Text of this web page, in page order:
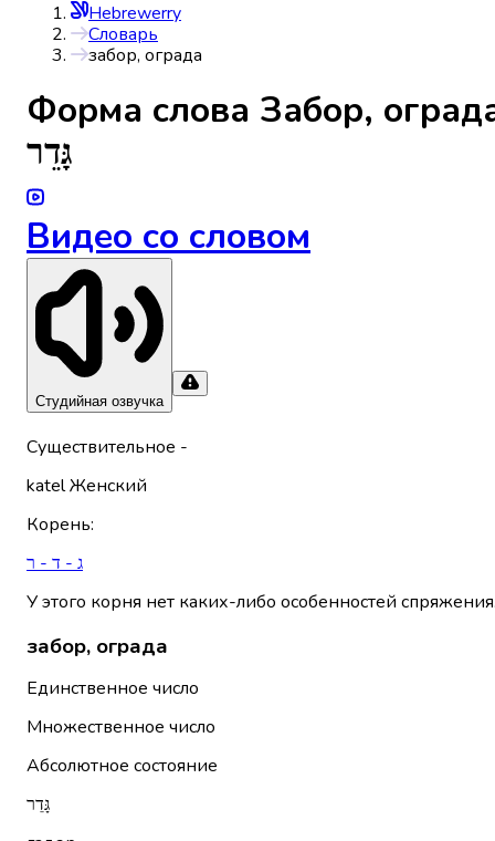
Hebrewerry
Словарь
забор, ограда
Форма слова Забор,
גָּדֵר
Видео со словом
Студийная озвучка
Существительное -
katelЖенский
Корень:
ג - ד - ר
У этого корня нет каких-либо особенностей
забор, ограда
Единственное число
Множественное число
Абсолютное состояние
גָּדֵר